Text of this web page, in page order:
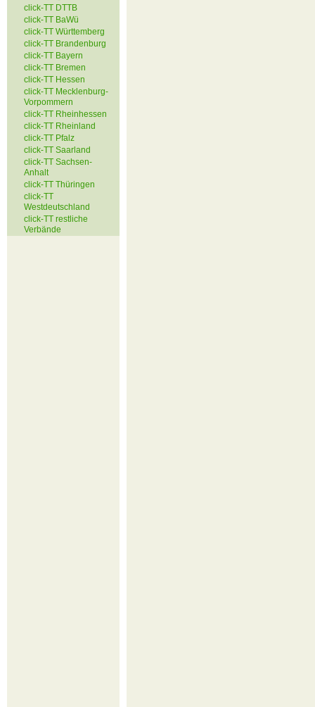
click-TT DTTB
click-TT BaWü
click-TT Württemberg
click-TT Brandenburg
click-TT Bayern
click-TT Bremen
click-TT Hessen
click-TT Mecklenburg-
Vorpommern
click-TT Rheinhessen
click-TT Rheinland
click-TT Pfalz
click-TT Saarland
click-TT Sachsen-
Anhalt
click-TT Thüringen
click-TT
Westdeutschland
click-TT restliche
Verbände